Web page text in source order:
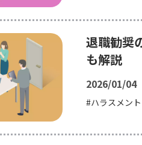
退職勧奨
も解説
2026/01/04
ハラスメント